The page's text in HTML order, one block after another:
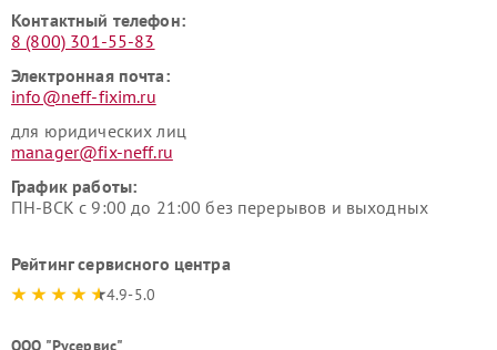
Контактный телефон:
8 (800) 301-55-83
Электронная почта:
info@neff-fixim.ru
для юридических лиц
manager@fix-neff.ru
График работы:
ПН-ВСК с 9:00 до 21:00 без перерывов и выходных
Рейтинг сервисного центра
4.9-5.0